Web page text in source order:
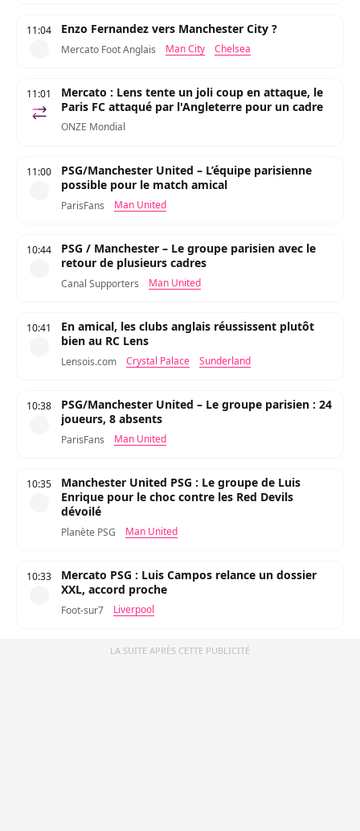
11:04 Enzo Fernandez vers Manchester City ?
Mercato Foot Anglais Man City Chelsea
11:01
Mercato : Lens tente un joli coup en attaque, le
Paris FC attaqué par l'Angleterre pour un cadre
ONZE Mondial
11:00
PSG/Manchester United – L’équipe parisienne
possible pour le match amical
ParisFans Man United
10:44
PSG / Manchester – Le groupe parisien avec le
retour de plusieurs cadres
Canal Supporters Man United
10:41
En amical, les clubs anglais réussissent plutôt
bien au RC Lens
Lensois.com Crystal Palace Sunderland
10:38
PSG/Manchester United – Le groupe parisien : 24
joueurs, 8 absents
ParisFans Man United
10:35
Manchester United PSG : Le groupe de Luis
Enrique pour le choc contre les Red Devils
dévoilé
Planète PSG Man United
10:33
Mercato PSG : Luis Campos relance un dossier
XXL, accord proche
Foot-sur7 Liverpool
LA SUITE APRÈS CETTE PUBLICITÉ